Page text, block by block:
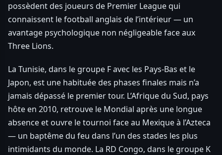
possèdent des joueurs de Premier League qui
connaissent le football anglais de l’intérieur — un
avantage psychologique non négligeable face aux
Three Lions.
La Tunisie, dans le groupe F avec les Pays-Bas et le
Japon, est une habituée des phases finales mais n’a
jamais dépassé le premier tour. L’Afrique du Sud, pays
hôte en 2010, retrouve le Mondial après une longue
absence et ouvre le tournoi face au Mexique à l’Azteca
— un baptême du feu dans l’un des stades les plus
intimidants du monde. La RD Congo, dans le groupe K